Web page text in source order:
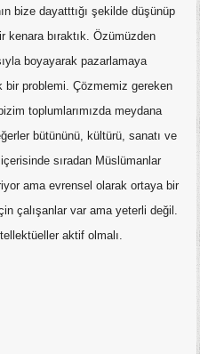
bize dayatttığı şekilde düşünüp
bıraktık. Özümüzden
boyayarak pazarlamaya
bir problemi. Çözmemiz gereken
toplumlarımızda meydana
bütününü, kültürü, sanatı ve
sıradan Müslümanlar
ama evrensel olarak ortaya bir
çalışanlar var ama yeterli değil.
aktif olmalı.